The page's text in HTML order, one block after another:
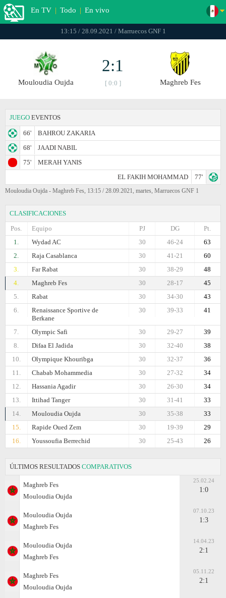
En TV | Todo | En vivo
13:15 / 28.09.2021 / Marruecos GNF 1
Mouloudia Oujda
2:1
[ 0:0 ] Maghreb Fes
JUEGO EVENTOS
66'
BAHROU ZAKARIA
68'
JAADI NABIL
75'
MERAH YANIS
EL FAKIH MOHAMMAD
77'
Mouloudia Oujda - Maghreb Fes, 13:15 / 28.09.2021, martes, Marruecos GNF 1
CLASIFICACIONES
Pos.
Equipo Pt.
DG
PJ
1.
Wydad AC 63
46-24
30
2.
Raja Casablanca 60
41-21
30
3.
Far Rabat 48
38-29
30
4.
Maghreb Fes 45
28-17
30
5.
Rabat 43
34-30
30
6.
Renaissance Sportive de
Berkane
41
39-33
30
7. Olympic Safi 39
29-27
30
8.
Difaa El Jadida 38
32-40
30
10.
Olympique Khouribga 36
32-37
30
11.
Chabab Mohammedia 34
27-32
30
12.
Hassania Agadir 34
26-30
30
13.
Ittihad Tanger 33
31-41
30
14.
Mouloudia Oujda 33
35-38
30
15.
Rapide Oued Zem 29
19-39
30
16.
Youssoufia Berrechid 26
25-43
30
ÚLTIMOS RESULTADOS COMPARATIVOS
Maghreb Fes
Mouloudia Oujda
25.02.24
1:0
Mouloudia Oujda
Maghreb Fes
07.10.23
1:3
Mouloudia Oujda
Maghreb Fes
14.04.23
2:1
Maghreb Fes
Mouloudia Oujda
05.11.22
2:1